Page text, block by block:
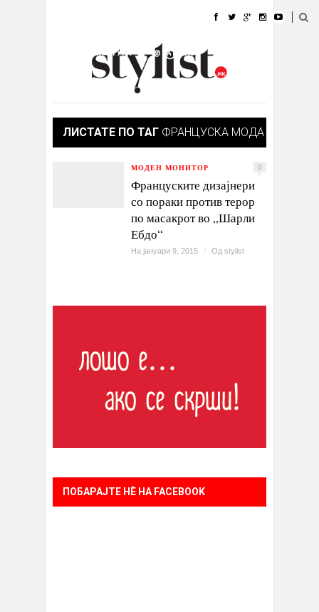
УБАВИНА
КУЛТУРА @РАБОТА
ИЗЛОГ
ЛИСТАТЕ ПО ТАГ ФРАНЦУСКА МОДА
МОДЕН МОНИТОР 0
Француските дизајнери
со пораки против терор
по масакрот во „Шарли
Ебдо“
На јануари 9, 2015 / Од stylist
ПОБАРАЈТЕ НÈ НА FACEBOOK